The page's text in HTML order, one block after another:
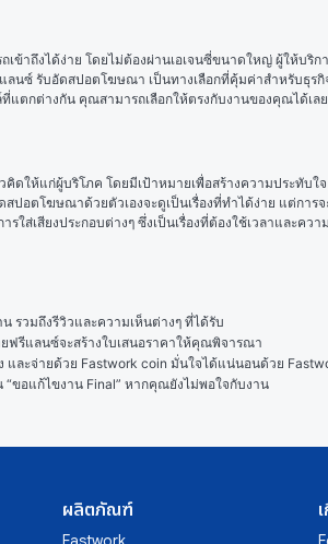
เข้าถึงได้ง่าย โดยไม่ต้องผ่านเอเจนซี่ขนาดใหญ่ ผู้ให้บ
นซ์ รับอัดสปอตโฆษณา เป็นทางเลือกที่คุ้มค่าสำหรับธุ
แตกต่างกัน คุณสามารถเลือกให้ตรงกับงานของคุณได้เลย
ดให้แก่ผู้บริโภค โดยมีเป้าหมายเพื่อสร้างความประทับ
สปอตโฆษณาด้วยตัวเองจะดูเป็นเรื่องที่ทำได้ง่าย แต่
ใส่เสียงประกอบต่างๆ ซึ่งเป็นเรื่องที่ต้องใช้เวลาและคว
รวมถึงรีวิวและความเห็นต่างๆ ที่ได้รับ
ฟรีแลนซ์จะสร้างใบเสนอราคาให้คุณพิจารณา
และจ่ายด้วย Fastwork coin มั่นใจได้แน่นอนด้วย
ขอแก้ไขงาน Final” หากคุณยังไม่พอใจกับงาน
ผลิตภัณฑ์